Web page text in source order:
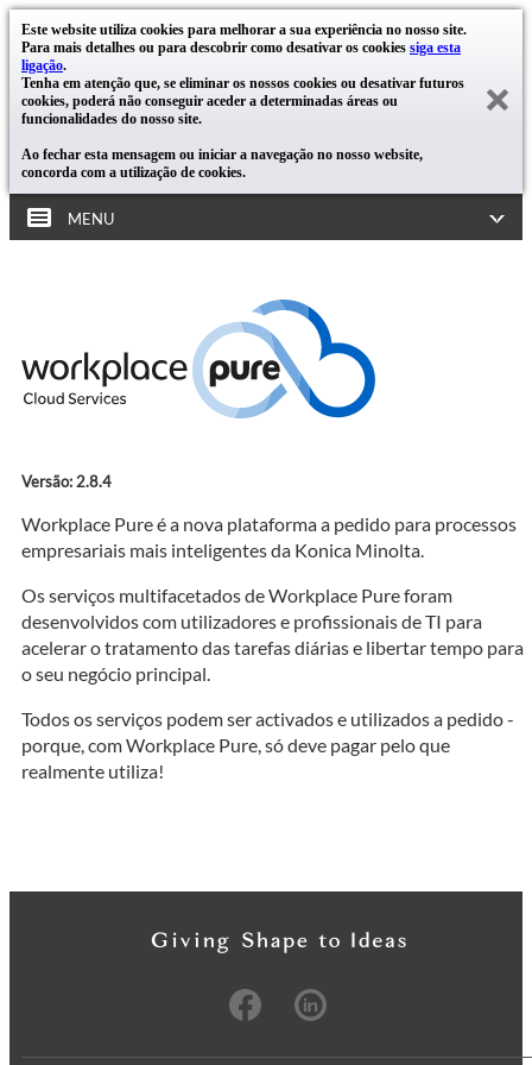
Este website utiliza cookies para melhorar a sua experiência no nosso site.
Para mais detalhes ou para descobrir como desativar os cookies siga esta
ligação.
Tenha em atenção que, se eliminar os nossos cookies ou desativar futuros
cookies, poderá não conseguir aceder a determinadas áreas ou
funcionalidades do nosso site.
Ao fechar esta mensagem ou iniciar a navegação no nosso website,
concorda com a utilização de cookies.
MENU
Versão: 2.8.4
Workplace Pure é a nova plataforma a pedido para processos
empresariais mais inteligentes da Konica Minolta.
Os serviços multifacetados de Workplace Pure foram
desenvolvidos com utilizadores e profissionais de TI para
acelerar o tratamento das tarefas diárias e libertar tempo para
o seu negócio principal.
Todos os serviços podem ser activados e utilizados a pedido -
porque, com Workplace Pure, só deve pagar pelo que
realmente utiliza!